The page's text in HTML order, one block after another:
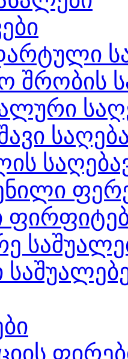
შრობის